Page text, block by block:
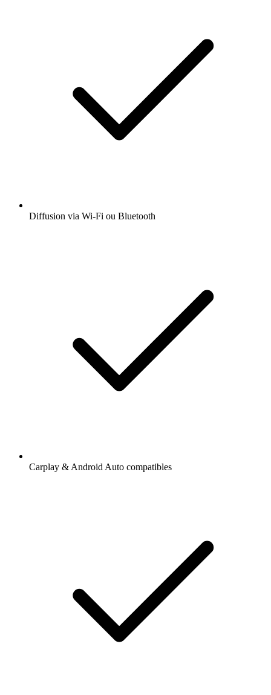
Diffusion via Wi-Fi ou Bluetooth
Carplay & Android Auto compatibles